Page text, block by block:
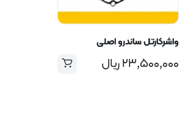
واشرکارتل ساندرو اصلی
۲۳,۵۰۰,۰۰۰ریال